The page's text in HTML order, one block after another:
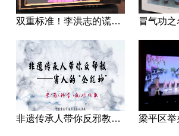
双重标准！李洪志的谎言藏不住了
非遗传承人带你反邪教—害人的“全能神”